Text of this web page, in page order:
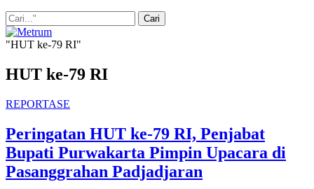
"HUT ke-79 RI"
HUT ke-79 RI
REPORTASE
Peringatan HUT ke-79 RI, Penjabat
Bupati Purwakarta Pimpin Upacara di
Pasanggrahan Padjadjaran